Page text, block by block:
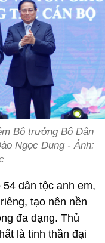
Bộ trưởng Bộ Dân
Ngọc Dung - Ảnh:
dân tộc anh em,
tạo nên nền
đa dạng. Thủ
là tinh thần đại